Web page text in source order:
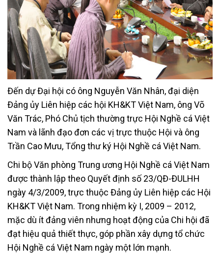
Đến dự Đại hội có ông Nguyễn Văn Nhân, đại diện
Đảng ủy Liên hiệp các hội KH&KT Việt Nam, ông Võ
Văn Trác, Phó Chủ tịch thường trực Hội Nghề cá Việt
Nam và lãnh đạo đơn các vị trực thuộc Hội và ông
Trần Cao Mưu, Tổng thư ký Hội Nghề cá Việt Nam.
Chi bộ Văn phòng Trung ương Hội Nghề cá Việt Nam
được thành lập theo Quyết định số 23/QĐ-ĐULHH
ngày 4/3/2009, trực thuộc Đảng ủy Liên hiệp các Hội
KH&KT Việt Nam. Trong nhiệm kỳ I, 2009 – 2012,
mặc dù ít đảng viên nhưng hoạt động của Chi hội đã
đạt hiệu quả thiết thực, góp phần xây dựng tổ chức
Hội Nghề cá Việt Nam ngày một lớn mạnh.